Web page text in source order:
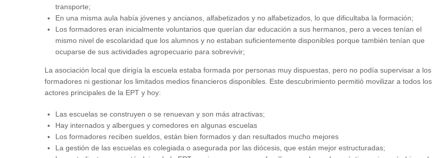
transporte;
En una misma aula había jóvenes y ancianos, alfabetizados y no alfabetizados, lo que dificultaba la formación;
Los formadores eran inicialmente voluntarios que querían dar educación a sus hermanos, pero a veces tenían el
mismo nivel de escolaridad que los alumnos y no estaban suficientemente disponibles porque también tenían que
ocuparse de sus actividades agropecuario para sobrevivir;
La asociación local que dirigía la escuela estaba formada por personas muy dispuestas, pero no podía supervisar a los
formadores ni gestionar los limitados medios financieros disponibles. Este descubrimiento permitió movilizar a todos los
actores principales de la EPT y hoy:
Las escuelas se construyen o se renuevan y son más atractivas;
Hay internados y albergues y comedores en algunas escuelas
Los formadores reciben sueldos, están bien formados y dan resultados mucho mejores
La gestión de las escuelas es colegiada o asegurada por las diócesis, que están mejor estructuradas;